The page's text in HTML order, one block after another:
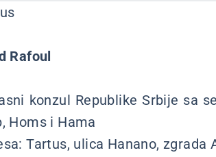
Rafoul
konzul Republike Srbije sa
Homs i Hama
Tartus, ulica Hanano, zgrada